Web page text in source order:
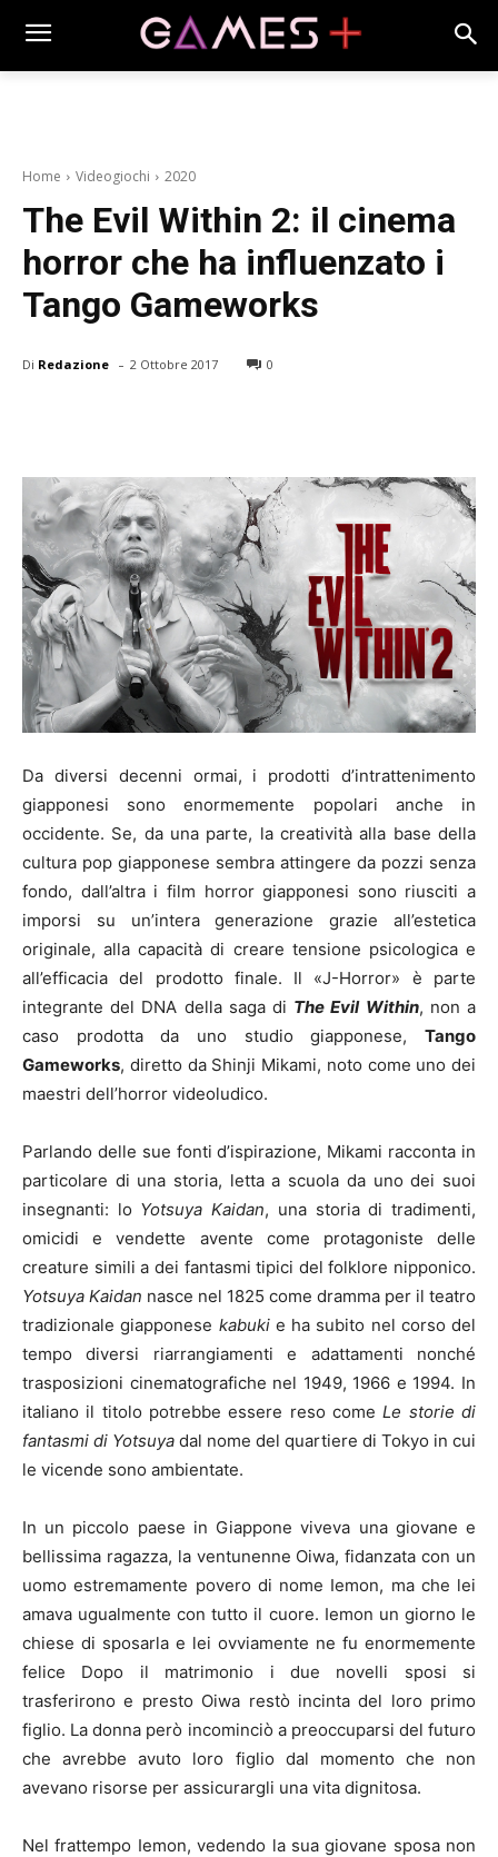
Home Videogiochi 2020
The Evil Within 2: il cinema
horror che ha influenzato i
Tango Gameworks
Di Redazione - 2 Ottobre 2017 0
Da diversi decenni ormai, i prodotti d’intrattenimento
giapponesi sono enormemente popolari anche in
occidente. Se, da una parte, la creatività alla base della
cultura pop giapponese sembra attingere da pozzi senza
fondo, dall’altra i film horror giapponesi sono riusciti a
imporsi su un’intera generazione grazie all’estetica
originale, alla capacità di creare tensione psicologica e
all’efficacia del prodotto finale. Il «J-Horror» è parte
integrante del DNA della saga di The Evil Within, non a
caso prodotta da uno studio giapponese, Tango
Gameworks, diretto da Shinji Mikami, noto come uno dei
maestri dell’horror videoludico.
Parlando delle sue fonti d’ispirazione, Mikami racconta in
particolare di una storia, letta a scuola da uno dei suoi
insegnanti: lo Yotsuya Kaidan, una storia di tradimenti,
omicidi e vendette avente come protagoniste delle
creature simili a dei fantasmi tipici del folklore nipponico.
Yotsuya Kaidan nasce nel 1825 come dramma per il teatro
tradizionale giapponese kabuki e ha subito nel corso del
tempo diversi riarrangiamenti e adattamenti nonché
trasposizioni cinematografiche nel 1949, 1966 e 1994. In
italiano il titolo potrebbe essere reso comeLe storie di
fantasmi di Yotsuya dal nome del quartiere di Tokyo in cui
le vicende sono ambientate.
In un piccolo paese in Giappone viveva una giovane e
bellissima ragazza, la ventunenne Oiwa, fidanzata con un
uomo estremamente povero di nome Iemon, ma che lei
amava ugualmente con tutto il cuore. Iemon un giorno le
chiese di sposarla e lei ovviamente ne fu enormemente
felice Dopo il matrimonio i due novelli sposi si
trasferirono e presto Oiwa restò incinta del loro primo
figlio. La donna però incominciò a preoccuparsi del futuro
che avrebbe avuto loro figlio dal momento che non
avevano risorse per assicurargli una vita dignitosa.
Nel frattempo Iemon, vedendo la sua giovane sposa non